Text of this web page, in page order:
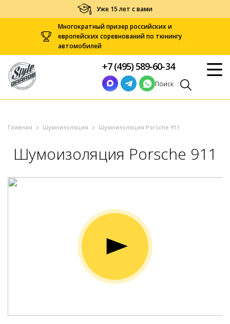
Уже 15 лет с вами
Многократный призер российских и
европейских соревнований по тюнингу
автомобилей
+7 (495) 589-60-34
Поиск
Главная Шумоизоляция Шумоизоляция Porsche 911
Шумоизоляция Porsche 911